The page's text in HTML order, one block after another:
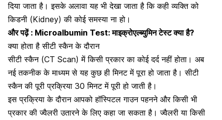
दिया जाता है। इसके अलावा यह भी देखा जाता है कि कही व्यक्ति को
किडनी (Kidney) की कोई समस्या ना हो।
और पढ़ें : Microalbumin Test: माइक्रोएल्ब्युमिन टेस्ट क्या है?
क्या होता है सीटी स्कैन के दौरान
सीटी स्कैन (CT Scan) में किसी प्रकार का कोई दर्द नहीं होता। अब
नई तकनीक के माध्यम से यह कुछ ही मिनट में पूरा हो जाता है। सीटी
स्कैन की पूरी प्रक्रिया 30 मिनट में पूरी हो जाती है।
इस प्रक्रिया के दौरान आपको हॉस्पिटल गाउन पहनने और किसी भी
प्रकार की ज्वैलरी उतारने के लिए कहा जा सकता है। ज्वैलरी या किसी